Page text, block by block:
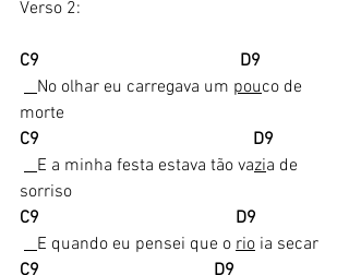
Verso 2:
C9                                              D9
No olhar eu carregava um pouco de
morte
C9                                                 D9
E a minha festa estava tão vazia de
sorriso
C9                                             D9
E quando eu pensei que o rio ia secar
C9                                        D9